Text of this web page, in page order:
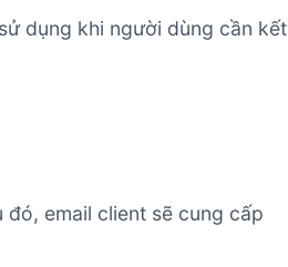
dụng khi người dùng cần kết
email client sẽ cung cấp